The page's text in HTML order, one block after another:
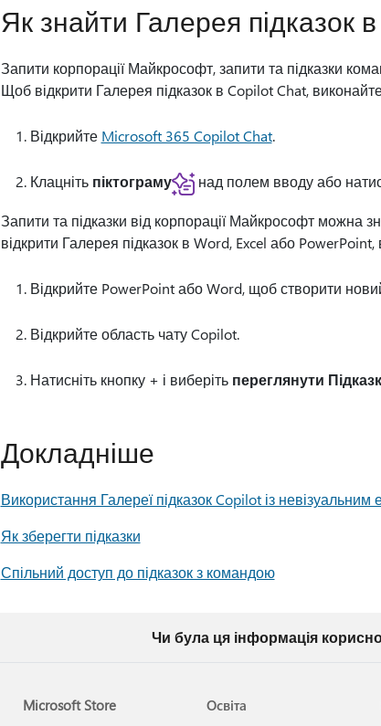
Як знайти Галерея підказок в
Запити корпорації Майкрософт, запити та підказки
Щоб відкрити Галерея підказок в Copilot Chat, виконайте
Відкрийте Microsoft 365 Copilot Chat.
Клацніть піктограму над полем вводу або
Запити та підказки від корпорації Майкрософт можна
відкрити Галерея підказок в Word, Excel або PowerPoint,
Відкрийте PowerPoint або Word, щоб створити
Відкрийте область чату Copilot.
Натисніть кнопку + і виберіть переглянути
Докладніше
Використання Галереї підказок Copilot із невізуальним
Як зберегти підказки
Спільний доступ до підказок з командою
Чи була ця інформація
Microsoft Store Освіта